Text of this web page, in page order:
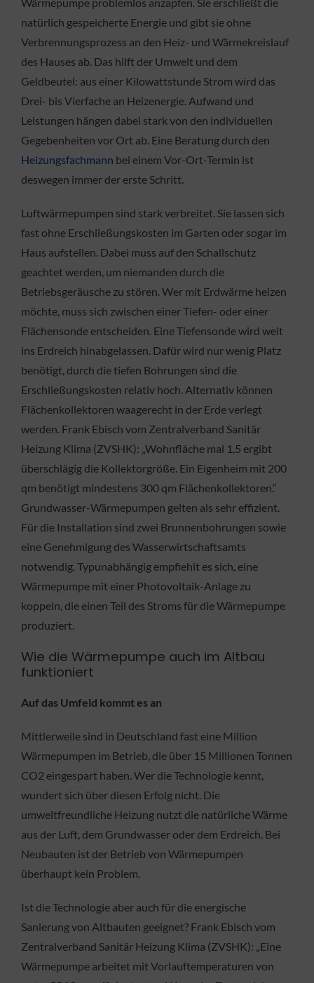
natürlich gespeicherte Energie und gibt sie ohne
Verbrennungsprozess an den Heiz- und Wärmekreislauf
des Hauses ab. Das hilft der Umwelt und dem
Geldbeutel: aus einer Kilowattstunde Strom wird das
Drei- bis Vierfache an Heizenergie. Aufwand und
Leistungen hängen dabei stark von den individuellen
Gegebenheiten vor Ort ab. Eine Beratung durch den
Heizungsfachmann bei einem Vor-Ort-Termin ist
deswegen immer der erste Schritt.
Luftwärmepumpen sind stark verbreitet. Sie lassen sich
fast ohne Erschließungskosten im Garten oder sogar im
Haus aufstellen. Dabei muss auf den Schallschutz
geachtet werden, um niemanden durch die
Betriebsgeräusche zu stören. Wer mit Erdwärme heizen
möchte, muss sich zwischen einer Tiefen- oder einer
Flächensonde entscheiden. Eine Tiefensonde wird weit
ins Erdreich hinabgelassen. Dafür wird nur wenig Platz
benötigt, durch die tiefen Bohrungen sind die
Erschließungskosten relativ hoch. Alternativ können
Flächenkollektoren waagerecht in der Erde verlegt
werden. Frank Ebisch vom Zentralverband Sanitär
Heizung Klima (ZVSHK): „Wohnfläche mal 1,5 ergibt
überschlägig die Kollektorgröße. Ein Eigenheim mit 200
qm benötigt mindestens 300 qm Flächenkollektoren.“
Grundwasser-Wärmepumpen gelten als sehr effizient.
Für die Installation sind zwei Brunnenbohrungen sowie
eine Genehmigung des Wasserwirtschaftsamts
notwendig. Typunabhängig empfiehlt es sich, eine
Wärmepumpe mit einer Photovoltaik-Anlage zu
koppeln, die einen Teil des Stroms für die Wärmepumpe
produziert.
Wie die Wärmepumpe auch im Altbau
funktioniert
Auf das Umfeld kommt es an
Mittlerweile sind in Deutschland fast eine Million
Wärmepumpen im Betrieb, die über 15 Millionen Tonnen
CO2 eingespart haben. Wer die Technologie kennt,
wundert sich über diesen Erfolg nicht. Die
umweltfreundliche Heizung nutzt die natürliche Wärme
aus der Luft, dem Grundwasser oder dem Erdreich. Bei
Neubauten ist der Betrieb von Wärmepumpen
überhaupt kein Problem.
Ist die Technologie aber auch für die energische
Sanierung von Altbauten geeignet? Frank Ebisch vom
Zentralverband Sanitär Heizung Klima (ZVSHK): „Eine
Wärmepumpe arbeitet mit Vorlauftemperaturen von